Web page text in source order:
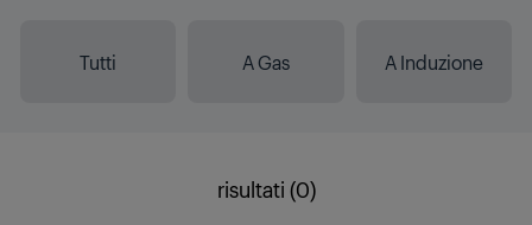
Tutti A Gas A Induzione
risultati (0)